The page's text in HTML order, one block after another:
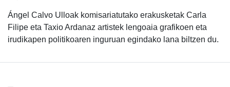
Ángel Calvo Ulloak komisariatutako erakusketak Carla
Filipe eta Taxio Ardanaz artistek lengoaia grafikoen eta
irudikapen politikoaren inguruan egindako lana biltzen du.